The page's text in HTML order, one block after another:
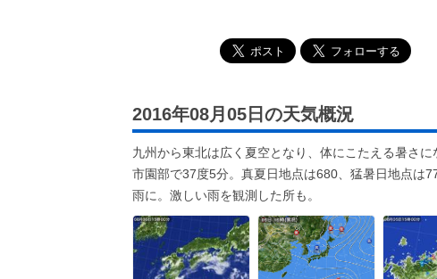
2016年08月05日の天気概況
九州から東北は広く夏空となり、体にこたえる暑さ
市園部で37度5分。真夏日地点は680、猛暑日地点は
雨に。激しい雨を観測した所も。